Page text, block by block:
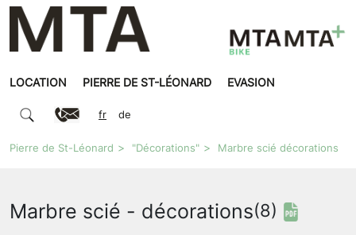
LOCATION PIERRE DE ST-LÉONARD EVASION
fr de
Pierre de St-Léonard "Décorations" Marbre scié décorations
Marbre scié - décorations(8)